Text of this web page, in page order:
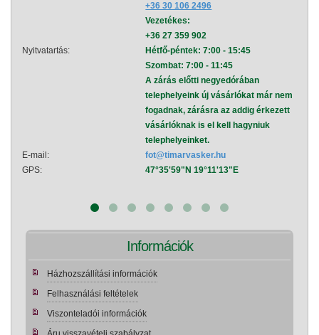
+36 30 106 2496
Vezetékes:
+36 27 359 902
Nyitvatartás:
Hétfő-péntek: 7:00 - 15:45
Szombat: 7:00 - 11:45
A zárás előtti negyedórában
telephelyeink új vásárlókat már nem
fogadnak, zárásra az addig érkezett
vásárlóknak is el kell hagyniuk
telephelyeinket.
E-mail:
fot@timarvasker.hu
GPS:
47°35'59"N 19°11'13"E
Információk
Házhozszállítási információk
Felhasználási feltételek
Viszonteladói információk